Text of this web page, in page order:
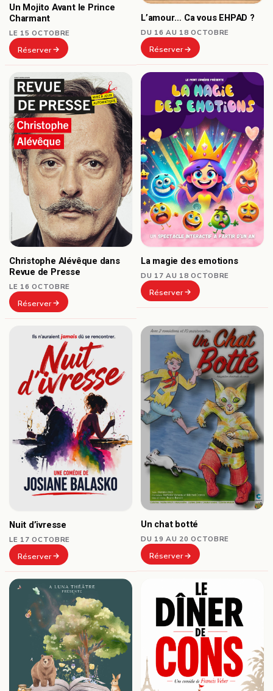
Un Mojito Avant le Prince
Charmant
LE 15 OCTOBRE
Réserver
L’amour… Ca vous EHPAD ?
DU 16 AU 18 OCTOBRE
Réserver
Christophe Alévêque dans
Revue de Presse
LE 16 OCTOBRE
Réserver
La magie des emotions
DU 17 AU 18 OCTOBRE
Réserver
Nuit d’ivresse
LE 17 OCTOBRE
Réserver
Un chat botté
DU 19 AU 20 OCTOBRE
Réserver